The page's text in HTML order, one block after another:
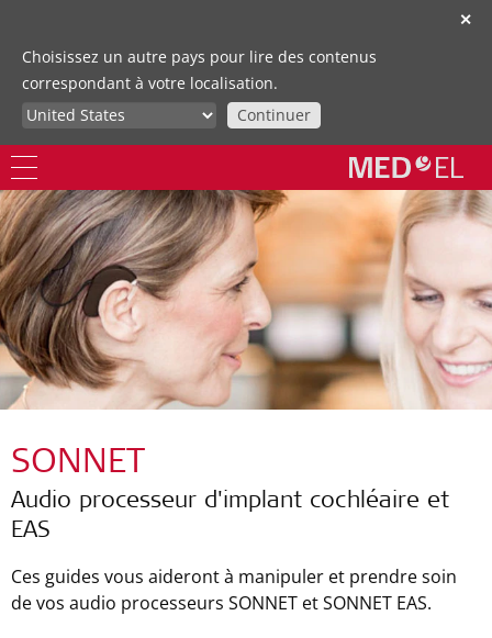
✕
Choisissez un autre pays pour lire des contenus
correspondant à votre localisation.
Continuer
SONNET
Audio processeur d'implant cochléaire et
EAS
Ces guides vous aideront à manipuler et prendre soin
de vos audio processeurs SONNET et SONNET EAS.